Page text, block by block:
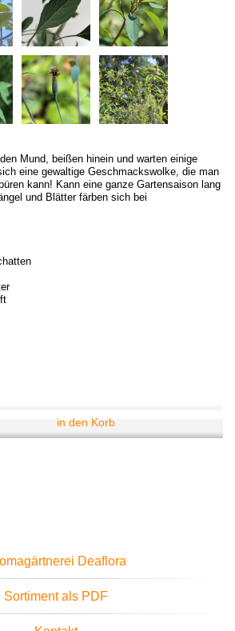
Mund, beißen hinein und warten einige
eine gewaltige Geschmackswolke, die man
kann! Kann eine ganze Gartensaison lang
und Blätter färben sich bei
in den Korb
Deaflora
Sortiment als PDF